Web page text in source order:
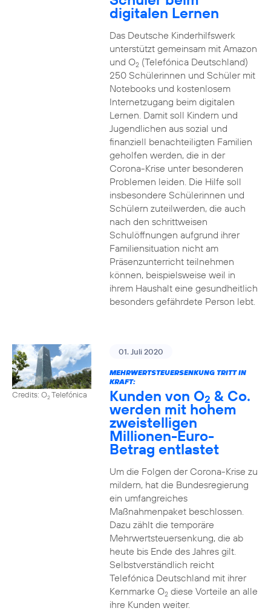
digitalen Lernen
Das Deutsche Kinderhilfswerk
unterstützt gemeinsam mit Amazon
und O2(Telefónica Deutschland)
250 Schülerinnen und Schüler mit
Notebooks und kostenlosem
Internetzugang beim digitalen
Lernen. Damit soll Kindern und
Jugendlichen aus sozial und
finanziell benachteiligten Familien
geholfen werden, die in der
Corona-Krise unter besonderen
Problemen leiden. Die Hilfe soll
insbesondere Schülerinnen und
Schülern zuteilwerden, die auch
nach den schrittweisen
Schulöffnungen aufgrund ihrer
Familiensituation nicht am
Präsenzunterricht teilnehmen
können, beispielsweise weil in
ihrem Haushalt eine gesundheitlich
besonders gefährdete Person lebt.
Credits: O2Telefónica
01. Juli 2020
MEHRWERTSTEUERSENKUNG TRITT IN
KRAFT:
Kunden von O2 & Co.
werden mit hohem
zweistelligen
Millionen-Euro-
Betrag entlastet
Um die Folgen der Corona-Krise zu
mildern, hat die Bundesregierung
ein umfangreiches
Maßnahmenpaket beschlossen.
Dazu zählt die temporäre
Mehrwertsteuersenkung, die ab
heute bis Ende des Jahres gilt.
Selbstverständlich reicht
Telefónica Deutschland mit ihrer
Kernmarke O2diese Vorteile an alle
ihre Kunden weiter.